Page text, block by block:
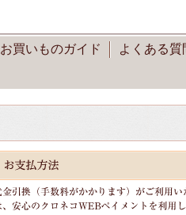
お買いものガイド
よくある質